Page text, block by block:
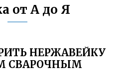
от А до Я
НЕРЖАВЕЙКУ
СВАРОЧНЫМ